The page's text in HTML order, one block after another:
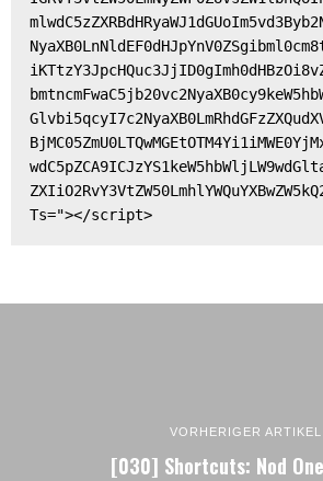
Ts="></script>
VORHERIGER ARTIKEL
[030] Shortcuts: Nod